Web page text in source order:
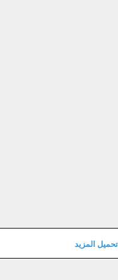
تحميل المزيد